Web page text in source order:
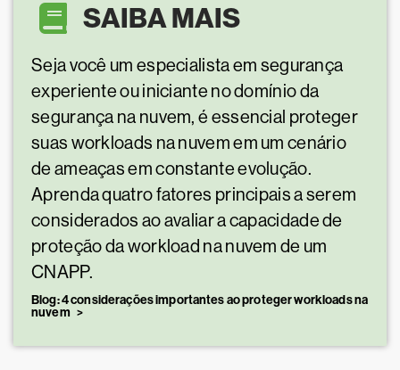
SAIBA MAIS
Seja você um especialista em segurança
experiente ou iniciante no domínio da
segurança na nuvem, é essencial proteger
suas workloads na nuvem em um cenário
de ameaças em constante evolução.
Aprenda quatro fatores principais a serem
considerados ao avaliar a capacidade de
proteção da workload na nuvem de um
CNAPP.
Blog: 4 considerações importantes ao proteger workloads na
nuvem